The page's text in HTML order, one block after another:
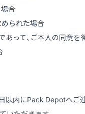
合
られた場合
あって、ご本人の同意を
以内にPack Depotへご